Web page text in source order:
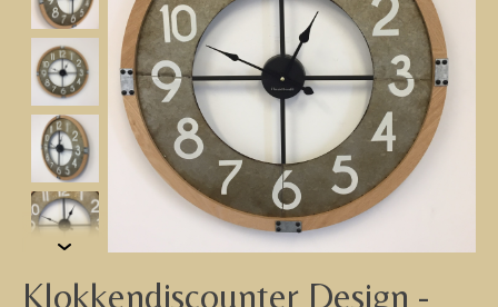
Klokkendiscounter Design -